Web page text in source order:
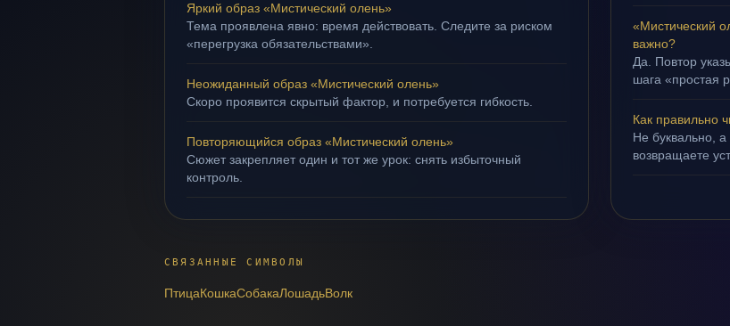
Яркий образ «Мистический олень»
Тема проявлена явно: время действовать. Следите за риском
«перегрузка обязательствами».
Неожиданный образ «Мистический олень»
Скоро проявится скрытый фактор, и потребуется гибкость.
Повторяющийся образ «Мистический олень»
Сюжет закрепляет один и тот же урок: снять избыточный
контроль.
«Мистический
важно?
Да. Повтор
шага «простая
Как правильно
Не буквально,
возвращаете
СВЯЗАННЫЕ СИМВОЛЫ
ПтицаКошкаСобакаЛошадьВолк